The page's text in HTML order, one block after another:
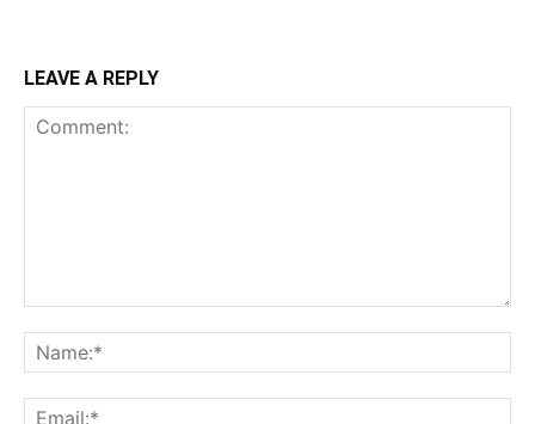
LEAVE A REPLY